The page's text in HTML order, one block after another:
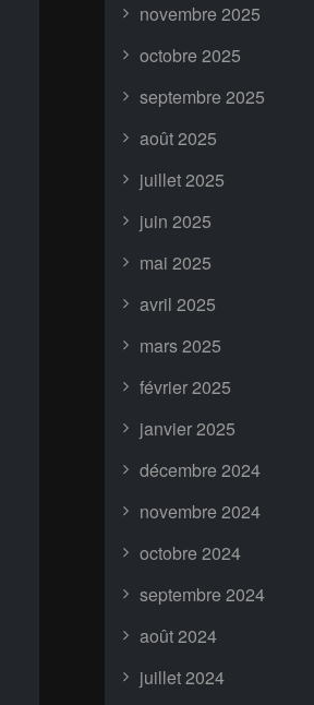
novembre 2025
octobre 2025
septembre 2025
août 2025
juillet 2025
juin 2025
mai 2025
avril 2025
mars 2025
février 2025
janvier 2025
décembre 2024
novembre 2024
octobre 2024
septembre 2024
août 2024
juillet 2024